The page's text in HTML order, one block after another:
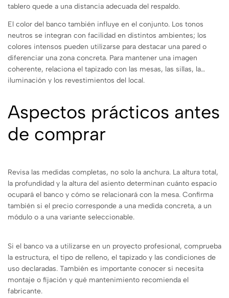
tablero quede a una distancia adecuada del respaldo.
El color del banco también influye en el conjunto. Los tonos
neutros se integran con facilidad en distintos ambientes; los
colores intensos pueden utilizarse para destacar una pared o
diferenciar una zona concreta. Para mantener una imagen
coherente, relaciona el tapizado con las mesas, las sillas, la
iluminación y los revestimientos del local.
Aspectos prácticos antes
de comprar
Revisa las medidas completas, no solo la anchura. La altura total,
la profundidad y la altura del asiento determinan cuánto espacio
ocupará el banco y cómo se relacionará con la mesa. Confirma
también si el precio corresponde a una medida concreta, a un
módulo o a una variante seleccionable.
Si el banco va a utilizarse en un proyecto profesional, comprueba
la estructura, el tipo de relleno, el tapizado y las condiciones de
uso declaradas. También es importante conocer si necesita
montaje o fijación y qué mantenimiento recomienda el
fabricante.